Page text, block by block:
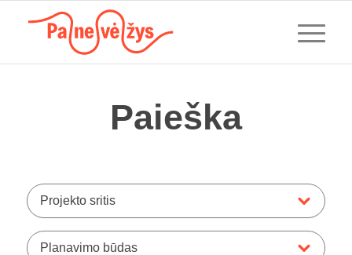
Paieška
Projekto sritis
Planavimo būdas